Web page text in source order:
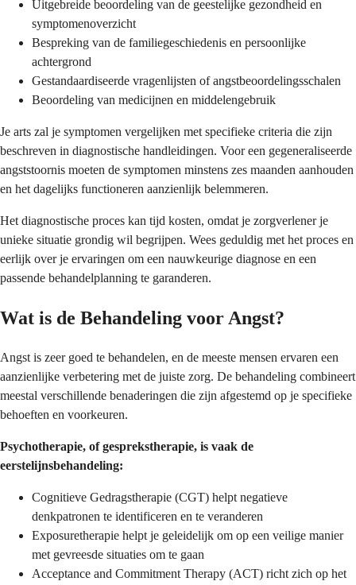
Uitgebreide beoordeling van de geestelijke gezondheid en
symptomenoverzicht
Bespreking van de familiegeschiedenis en persoonlijke
achtergrond
Gestandaardiseerde vragenlijsten of angstbeoordelingsschalen
Beoordeling van medicijnen en middelengebruik
Je arts zal je symptomen vergelijken met specifieke criteria die zijn
beschreven in diagnostische handleidingen. Voor een gegeneraliseerde
angststoornis moeten de symptomen minstens zes maanden aanhouden
en het dagelijks functioneren aanzienlijk belemmeren.
Het diagnostische proces kan tijd kosten, omdat je zorgverlener je
unieke situatie grondig wil begrijpen. Wees geduldig met het proces en
eerlijk over je ervaringen om een nauwkeurige diagnose en een
passende behandelplanning te garanderen.
Wat is de Behandeling voor Angst?
Angst is zeer goed te behandelen, en de meeste mensen ervaren een
aanzienlijke verbetering met de juiste zorg. De behandeling combineert
meestal verschillende benaderingen die zijn afgestemd op je specifieke
behoeften en voorkeuren.
Psychotherapie, of gesprekstherapie, is vaak de
eerstelijnsbehandeling:
Cognitieve Gedragstherapie (CGT) helpt negatieve
denkpatronen te identificeren en te veranderen
Exposuretherapie helpt je geleidelijk om op een veilige manier
met gevreesde situaties om te gaan
Acceptance and Commitment Therapy (ACT) richt zich op het